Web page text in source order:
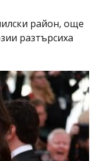
район, още
разтърсиха